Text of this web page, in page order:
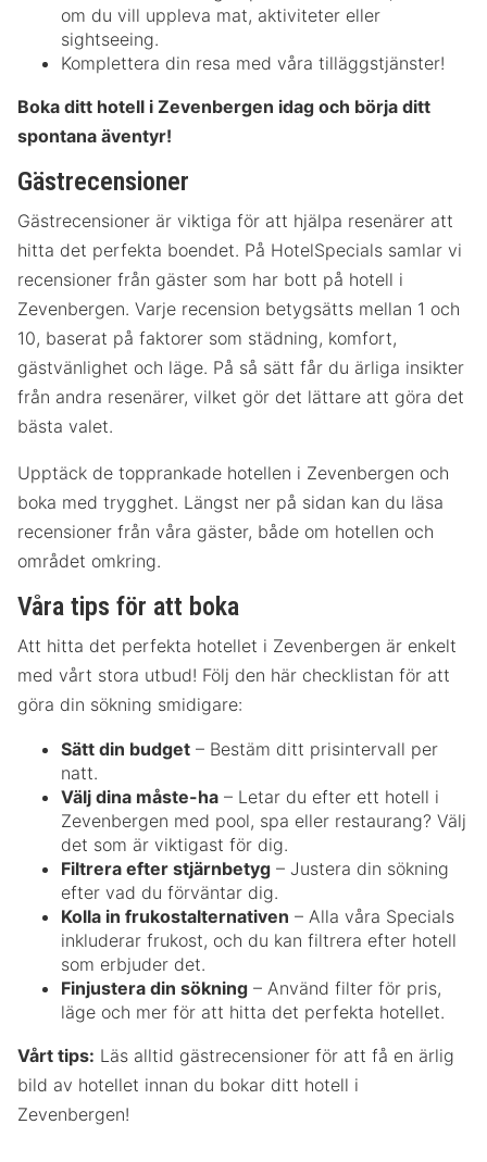
om du vill uppleva mat, aktiviteter eller
sightseeing.
Komplettera din resa med våra tilläggstjänster!
Boka ditt hotell i Zevenbergen idag och börja ditt
spontana äventyr!
Gästrecensioner
Gästrecensioner är viktiga för att hjälpa resenärer att
hitta det perfekta boendet. På HotelSpecials samlar vi
recensioner från gäster som har bott på hotell i
Zevenbergen. Varje recension betygsätts mellan 1 och
10, baserat på faktorer som städning, komfort,
gästvänlighet och läge. På så sätt får du ärliga insikter
från andra resenärer, vilket gör det lättare att göra det
bästa valet.
Upptäck de topprankade hotellen i Zevenbergen och
boka med trygghet. Längst ner på sidan kan du läsa
recensioner från våra gäster, både om hotellen och
området omkring.
Våra tips för att boka
Att hitta det perfekta hotellet i Zevenbergen är enkelt
med vårt stora utbud! Följ den här checklistan för att
göra din sökning smidigare:
Sätt din budget – Bestäm ditt prisintervall per
natt.
Välj dina måste-ha – Letar du efter ett hotell i
Zevenbergen med pool, spa eller restaurang? Välj
det som är viktigast för dig.
Filtrera efter stjärnbetyg – Justera din sökning
efter vad du förväntar dig.
Kolla in frukostalternativen – Alla våra Specials
inkluderar frukost, och du kan filtrera efter hotell
som erbjuder det.
Finjustera din sökning – Använd filter för pris,
läge och mer för att hitta det perfekta hotellet.
Vårt tips: Läs alltid gästrecensioner för att få en ärlig
bild av hotellet innan du bokar ditt hotell i
Zevenbergen!